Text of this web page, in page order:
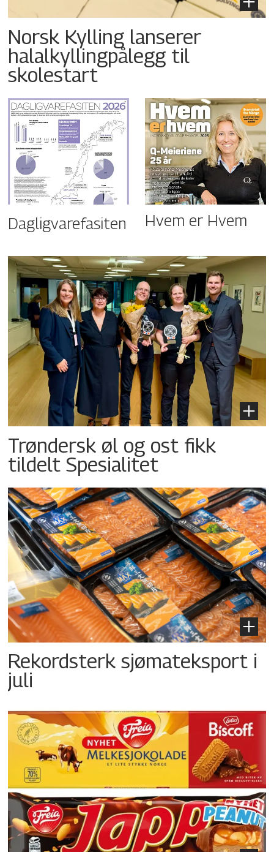
Norsk Kylling lanserer
halalkyllingpålegg til
skolestart
Dagligvarefasiten Hvem er Hvem
Trøndersk øl og ost fikk
tildelt Spesialitet
Rekordsterk sjømateksport i
juli